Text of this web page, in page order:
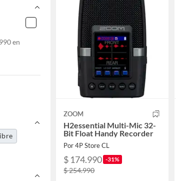
en
ZOOM
H2essential Multi-Mic 32-
Bit Float Handy Recorder
Por 4P Store CL
$ 174.990 -31%
$ 254.990